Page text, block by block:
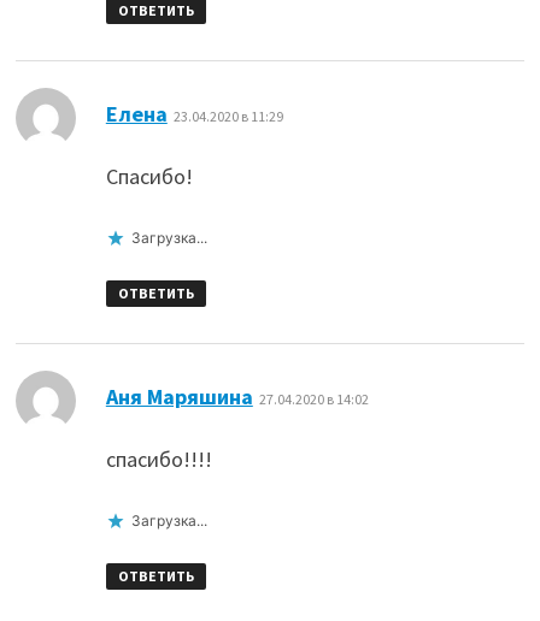
ОТВЕТИТЬ
Елена 23.04.2020 в 11:29
Спасибо!
Загрузка...
ОТВЕТИТЬ
Аня Маряшина 27.04.2020 в 14:02
спасибо!!!!
Загрузка...
ОТВЕТИТЬ